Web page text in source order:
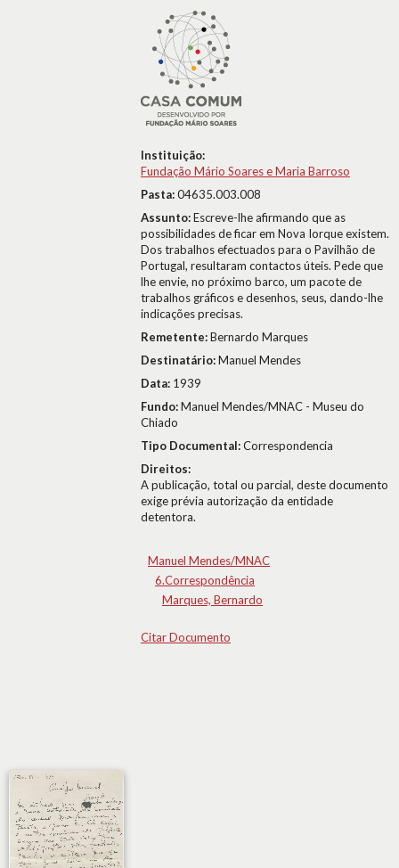
Instituição:
Fundação Mário Soares e Maria Barroso
Pasta:04635.003.008
Assunto:Escreve-lhe afirmando que as
possibilidades de ficar em Nova Iorque existem.
Dos trabalhos efectuados para o Pavilhão de
Portugal, resultaram contactos úteis. Pede que
lhe envie, no próximo barco, um pacote de
trabalhos gráficos e desenhos, seus, dando-lhe
indicações precisas.
Remetente:Bernardo Marques
Destinatário:Manuel Mendes
Data: 1939
Fundo:Manuel Mendes/MNAC - Museu do
Chiado
Tipo Documental:Correspondencia
Direitos:
A publicação, total ou parcial, deste documento
exige prévia autorização da entidade
detentora.
Manuel Mendes/MNAC
6.Correspondência
Marques, Bernardo
Citar Documento